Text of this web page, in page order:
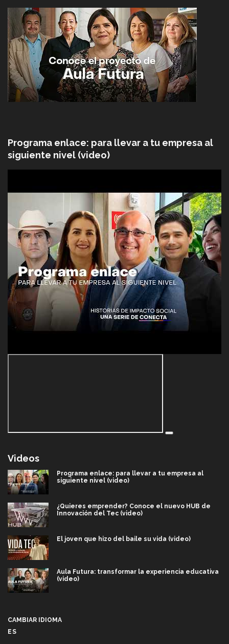
Programa enlace: para llevar a tu empresa al
siguiente nivel (video)
Videos
Programa enlace: para llevar a tu empresa al
siguiente nivel (video)
¿Quieres emprender? Conoce el nuevo HUB de
Innovación del Tec (video)
El joven que hizo del baile su vida (video)
Aula Futura: transformar la experiencia educativa
(video)
CAMBIAR IDIOMA
ES